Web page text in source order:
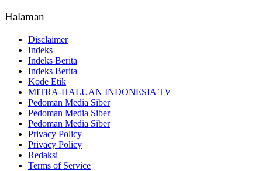
Halaman
Disclaimer
Indeks
Indeks Berita
Indeks Berita
Kode Etik
MITRA-HALUAN INDONESIA TV
Pedoman Media Siber
Pedoman Media Siber
Pedoman Media Siber
Privacy Policy
Privacy Policy
Redaksi
Terms of Service